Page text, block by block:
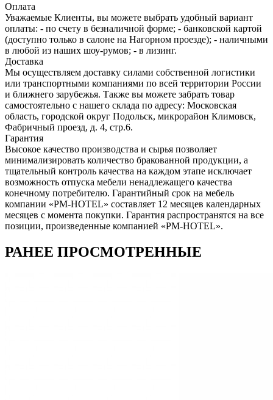
Оплата
Уважаемые Клиенты, вы можете выбрать удобный вариант
оплаты: - по счету в безналичной форме; - банковской картой
(доступно только в салоне на Нагорном проезде); - наличными
в любой из наших шоу-румов; - в лизинг.
Доставка
Мы осуществляем доставку силами собственной логистики
или транспортными компаниями по всей территории России
и ближнего зарубежья. Также вы можете забрать товар
самостоятельно с нашего склада по адресу: Московская
область, городcкой округ Подольск, микрорайон Климовск,
Фабричный проезд, д. 4, стр.6.
Гарантия
Высокое качество производства и сырья позволяет
минимализировать количество бракованной продукции, а
тщательный контроль качества на каждом этапе исключает
возможность отпуска мебели ненадлежащего качества
конечному потребителю. Гарантийный срок на мебель
компании «PM-HOTEL» составляет 12 месяцев календарных
месяцев с момента покупки. Гарантия распространятся на все
позиции, произведенные компанией «PM-HOTEL».
РАНЕЕ ПРОСМОТРЕННЫЕ